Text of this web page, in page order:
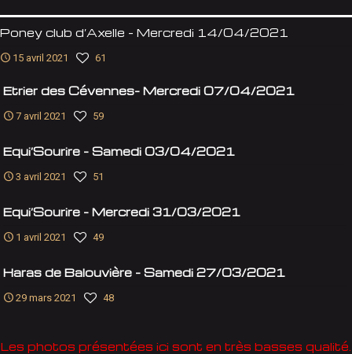
Poney club d’Axelle – Mercredi 14/04/2021
15 avril 2021 61
Etrier des Cévennes- Mercredi 07/04/2021
7 avril 2021 59
Equi’Sourire – Samedi 03/04/2021
3 avril 2021 51
Equi’Sourire – Mercredi 31/03/2021
1 avril 2021 49
Haras de Balouvière – Samedi 27/03/2021
29 mars 2021 48
Les photos présentées ici sont en très basses qualité.